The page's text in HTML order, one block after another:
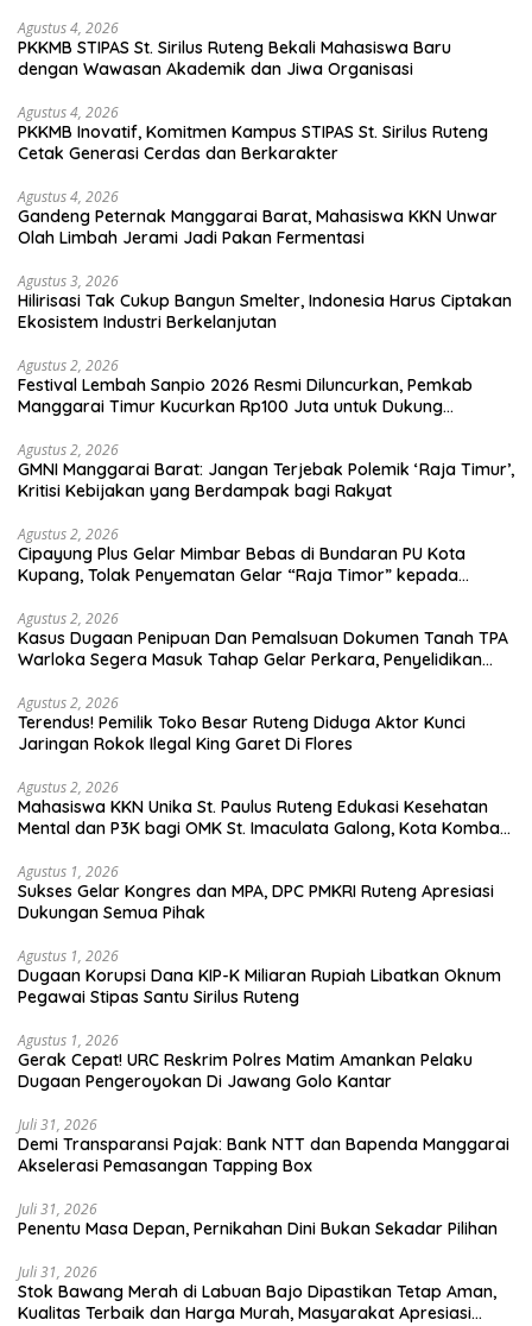
Agustus 4, 2026
PKKMB STIPAS St. Sirilus Ruteng Bekali Mahasiswa Baru
dengan Wawasan Akademik dan Jiwa Organisasi
Agustus 4, 2026
PKKMB Inovatif, Komitmen Kampus STIPAS St. Sirilus Ruteng
Cetak Generasi Cerdas dan Berkarakter
Agustus 4, 2026
Gandeng Peternak Manggarai Barat, Mahasiswa KKN Unwar
Olah Limbah Jerami Jadi Pakan Fermentasi
Agustus 3, 2026
Hilirisasi Tak Cukup Bangun Smelter, Indonesia Harus Ciptakan
Ekosistem Industri Berkelanjutan
Agustus 2, 2026
Festival Lembah Sanpio 2026 Resmi Diluncurkan, Pemkab
Manggarai Timur Kucurkan Rp100 Juta untuk Dukung
Agustus 2, 2026
GMNI Manggarai Barat: Jangan Terjebak Polemik ‘Raja Timur’,
Kritisi Kebijakan yang Berdampak bagi Rakyat
Agustus 2, 2026
Cipayung Plus Gelar Mimbar Bebas di Bundaran PU Kota
Kupang, Tolak Penyematan Gelar “Raja Timor” kepada
Agustus 2, 2026
Kasus Dugaan Penipuan Dan Pemalsuan Dokumen Tanah TPA
Warloka Segera Masuk Tahap Gelar Perkara, Penyelidikan
Agustus 2, 2026
Terendus! Pemilik Toko Besar Ruteng Diduga Aktor Kunci
Jaringan Rokok Ilegal King Garet Di Flores
Agustus 2, 2026
Mahasiswa KKN Unika St. Paulus Ruteng Edukasi Kesehatan
Mental dan P3K bagi OMK St. Imaculata Galong, Kota Komba
Agustus 1, 2026
Sukses Gelar Kongres dan MPA, DPC PMKRI Ruteng Apresiasi
Dukungan Semua Pihak
Agustus 1, 2026
Dugaan Korupsi Dana KIP-K Miliaran Rupiah Libatkan Oknum
Pegawai Stipas Santu Sirilus Ruteng
Agustus 1, 2026
Gerak Cepat! URC Reskrim Polres Matim Amankan Pelaku
Dugaan Pengeroyokan Di Jawang Golo Kantar
Juli 31, 2026
​Demi Transparansi Pajak: Bank NTT dan Bapenda Manggarai
Akselerasi Pemasangan Tapping Box
Juli 31, 2026
Penentu Masa Depan, Pernikahan Dini Bukan Sekadar Pilihan
Juli 31, 2026
Stok Bawang Merah di Labuan Bajo Dipastikan Tetap Aman,
Kualitas Terbaik dan Harga Murah, Masyarakat Apresiasi